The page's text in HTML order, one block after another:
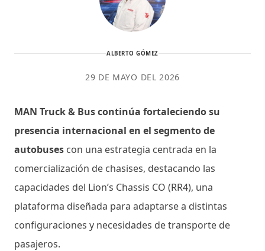
ALBERTO GÓMEZ
29 DE MAYO DEL 2026
MAN Truck & Bus continúa fortaleciendo su
presencia internacional en el segmento de
autobuses con una estrategia centrada en la
comercialización de chasises, destacando las
capacidades del Lion’s Chassis CO (RR4), una
plataforma diseñada para adaptarse a distintas
configuraciones y necesidades de transporte de
pasajeros.